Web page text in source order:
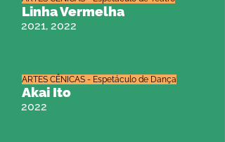
Linha Vermelha
2021, 2022
Akai Ito
2022
ARTES CÊNICAS - Espetáculo de Dança